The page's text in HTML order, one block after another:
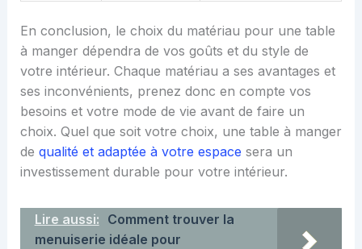
En conclusion, le choix du matériau pour une table
à manger dépendra de vos goûts et du style de
votre intérieur. Chaque matériau a ses avantages et
ses inconvénients, prenez donc en compte vos
besoins et votre mode de vie avant de faire un
choix. Quel que soit votre choix, une table à manger
de qualité et adaptée à votre espace sera un
investissement durable pour votre intérieur.
Lire aussi: Comment trouver la
menuiserie idéale pour